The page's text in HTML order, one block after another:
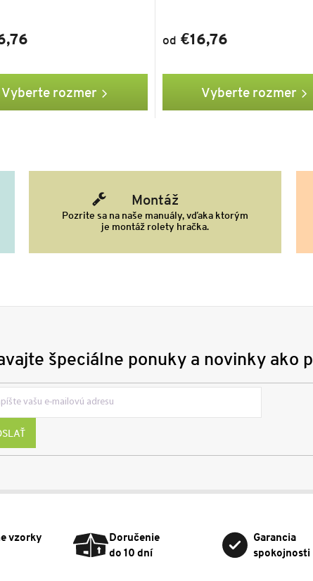
Vyberte rozmer
od €16,76
Vyberte rozmer
Montáž
Pozrite sa na naše manuály, vďaka ktorým
je montáž rolety hračka.
špeciálne ponuky a novinky ako
vzorky
Doručenie
do 10 dní
Garancia
spokojnosti